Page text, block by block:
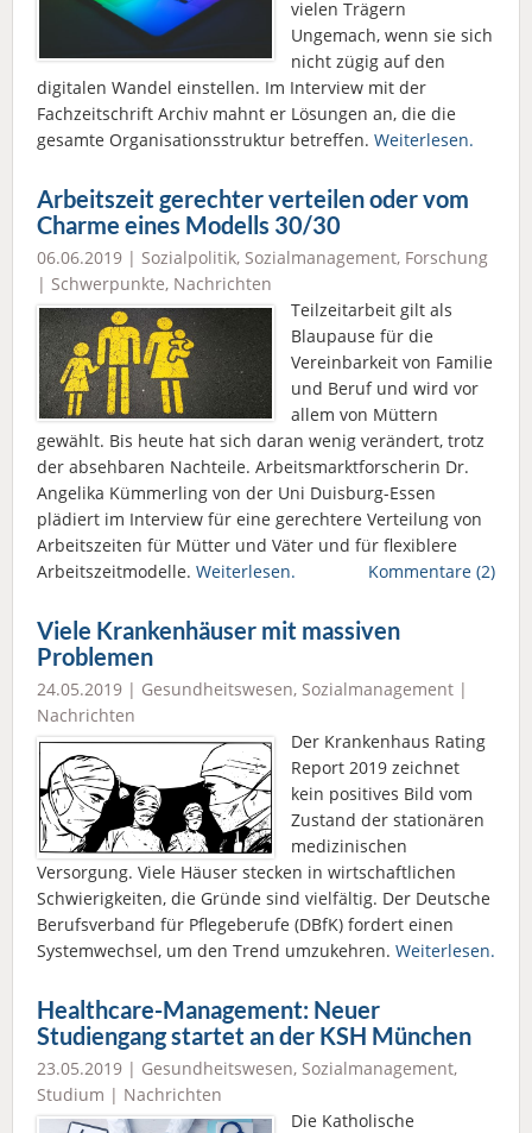
vielen Trägern
Ungemach, wenn sie sich
nicht zügig auf den
digitalen Wandel einstellen. Im Interview mit der
Fachzeitschrift Archiv mahnt er Lösungen an, die die
gesamte Organisationsstruktur betreffen. Weiterlesen.
Arbeitszeit gerechter verteilen oder vom
Charme eines Modells 30/30
06.06.2019 | Sozialpolitik, Sozialmanagement, Forschung
| Schwerpunkte, Nachrichten
Teilzeitarbeit gilt als
Blaupause für die
Vereinbarkeit von Familie
und Beruf und wird vor
allem von Müttern
gewählt. Bis heute hat sich daran wenig verändert, trotz
der absehbaren Nachteile. Arbeitsmarktforscherin Dr.
Angelika Kümmerling von der Uni Duisburg-Essen
plädiert im Interview für eine gerechtere Verteilung von
Arbeitszeiten für Mütter und Väter und für flexiblere
Arbeitszeitmodelle. Weiterlesen. Kommentare (2)
Viele Krankenhäuser mit massiven
Problemen
24.05.2019 | Gesundheitswesen, Sozialmanagement |
Nachrichten
Der Krankenhaus Rating
Report 2019 zeichnet
kein positives Bild vom
Zustand der stationären
medizinischen
Versorgung. Viele Häuser stecken in wirtschaftlichen
Schwierigkeiten, die Gründe sind vielfältig. Der Deutsche
Berufsverband für Pflegeberufe (DBfK) fordert einen
Systemwechsel, um den Trend umzukehren. Weiterlesen.
Healthcare-Management: Neuer
Studiengang startet an der KSH München
23.05.2019 | Gesundheitswesen, Sozialmanagement,
Studium | Nachrichten
Die Katholische